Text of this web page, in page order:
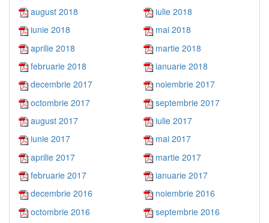
august 2018
iulie 2018
iunie 2018
mai 2018
aprilie 2018
martie 2018
februarie 2018
ianuarie 2018
decembrie 2017
noiembrie 2017
octombrie 2017
septembrie 2017
august 2017
iulie 2017
iunie 2017
mai 2017
aprilie 2017
martie 2017
februarie 2017
ianuarie 2017
decembrie 2016
noiembrie 2016
octombrie 2016
septembrie 2016